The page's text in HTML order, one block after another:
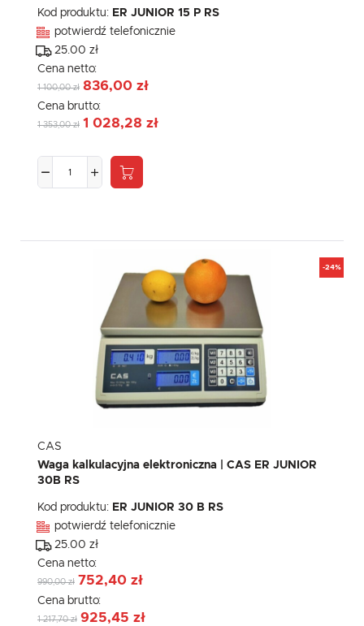
Kod produktu: ER JUNIOR 15 P RS
potwierdź telefonicznie
25.00 zł
Cena netto:
1 100,00 zł 836,00 zł
Cena brutto:
1 353,00 zł 1 028,28 zł
-24%
CAS
Waga kalkulacyjna elektroniczna | CAS ER JUNIOR
30B RS
Kod produktu: ER JUNIOR 30 B RS
potwierdź telefonicznie
25.00 zł
Cena netto:
990,00 zł 752,40 zł
Cena brutto:
1 217,70 zł 925,45 zł